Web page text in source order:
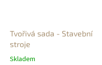
Tvořivá sada - Stavební
stroje
Skladem